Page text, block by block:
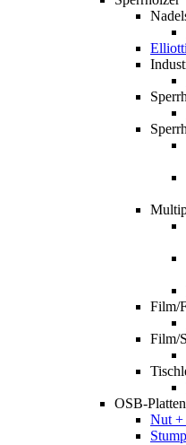
Film/
Film/
OSB-Platten
Nut +